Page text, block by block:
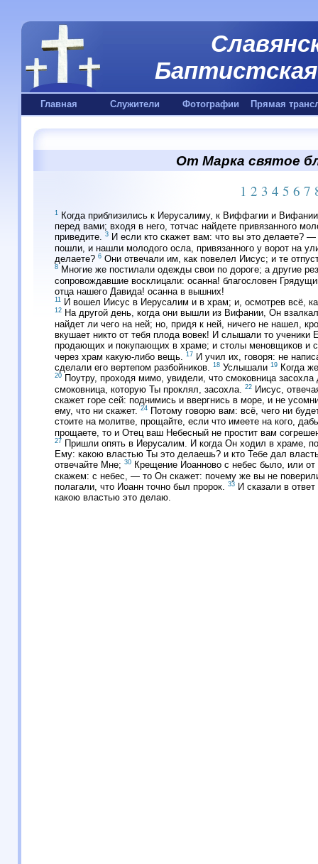
Главная Служители Фотографии Прямая
От Марка святое
1 2 3 4 5 6 7
1 Когда приблизились к Иерусалиму, к Виффагии и
перед вами; входя в него, тотчас найдете привязанного
приведите. 3 И если кто скажет вам: что вы это делаете?
пошли, и нашли молодого осла, привязанного у ворот на
делаете? 6 Они отвечали им, как повелел Иисус; и те
8 Многие же постилали одежды свои по дороге; а другие
сопровождавшие восклицали: осанна! благословен
отца нашего Давида! осанна в вышних!
11 И вошел Иисус в Иерусалим и в храм; и, осмотрев всё,
12 На другой день, когда они вышли из Вифании, Он
найдет ли чего на ней; но, придя к ней, ничего не нашел,
вкушает никто от тебя плода вовек! И слышали то ученики
продающих и покупающих в храме; и столы меновщиков и
через храм какую-либо вещь.
17 И учил их, говоря: не
сделали его вертепом разбойников. 18 Услышали 19 Когда
20 Поутру, проходя мимо, увидели, что смоковница
смоковница, которую Ты проклял, засохла.
22 Иисус,
скажет горе сей: поднимись и ввергнись в море, и не
ему, что ни скажет. 24 Потому говорю вам: всё, чего ни
стоите на молитве, прощайте, если что имеете на кого,
прощаете, то и Отец ваш Небесный не простит вам
27 Пришли опять в Иерусалим. И когда Он ходил в храме,
Ему: какою властью Ты это делаешь? и кто Тебе дал
отвечайте Мне; 30 Крещение Иоанново с небес было, или
скажем: с небес, — то Он скажет: почему же вы не
полагали, что Иоанн точно был пророк. 33 И сказали в
какою властью это делаю.